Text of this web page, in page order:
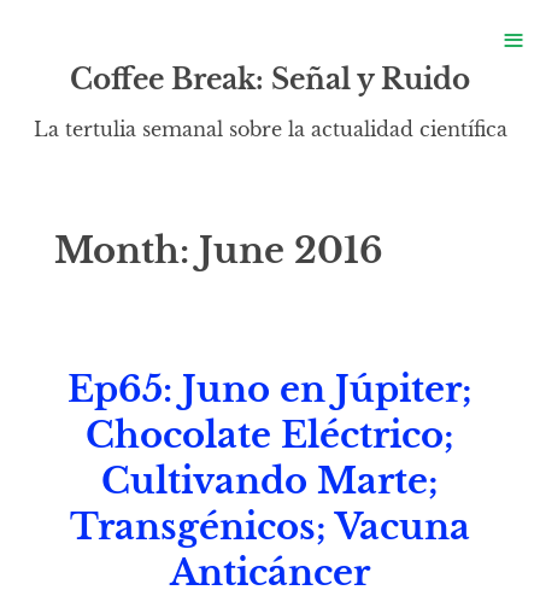
Coffee Break: Señal y Ruido
La tertulia semanal sobre la actualidad científica
Month: June 2016
Ep65: Juno en Júpiter;
Chocolate Eléctrico;
Cultivando Marte;
Transgénicos; Vacuna
Anticáncer
≡